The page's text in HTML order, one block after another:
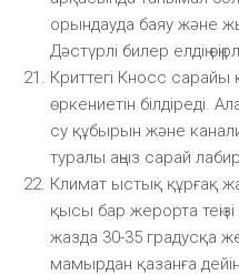
орындауда баяу және
Дәстүрлі билер елдің
Криттегі Кносс
өркениетін білдіреді.
су құбырын және
туралы аңыз сарай
Климат ыстық құрғақ
қысы бар жерорта
жазда 30-35 градусқа
мамырдан қазанға